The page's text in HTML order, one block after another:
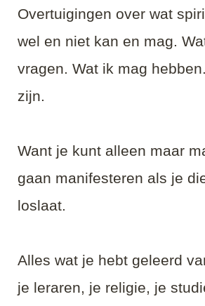
Overtuigingen over wat
wel en niet kan en mag.
vragen. Wat ik mag
zijn.
Want je kunt alleen maar
gaan manifesteren als je
loslaat.
Alles wat je hebt geleerd
je leraren, je religie, je